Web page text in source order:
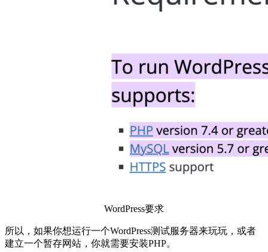
WordPress要求
所以，如果你想运行一个WordPress测试服务器来玩玩，或者
建立一个暂存网站，你就需要安装PHP。